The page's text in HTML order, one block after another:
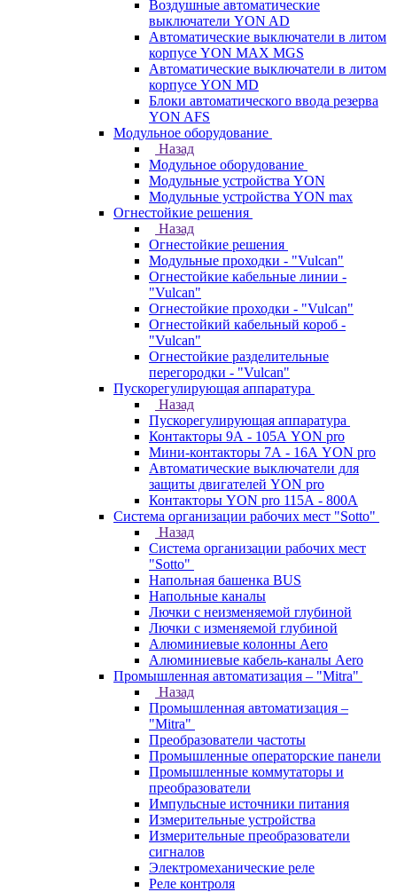
Воздушные автоматические
выключатели YON AD
Автоматические выключатели в литом
корпусе YON MAX MGS
Автоматические выключатели в литом
корпусе YON MD
Блоки автоматического ввода резерва
YON AFS
Модульное оборудование
Назад
Модульное оборудование
Модульные устройства YON
Модульные устройства YON max
Огнестойкие решения
Назад
Огнестойкие решения
Модульные проходки - "Vulcan"
Огнестойкие кабельные линии -
"Vulcan"
Огнестойкие проходки - "Vulcan"
Огнестойкий кабельный короб -
"Vulcan"
Огнестойкие разделительные
перегородки - "Vulcan"
Пускорегулирующая аппаратура
Назад
Пускорегулирующая аппаратура
Контакторы 9А - 105А YON pro
Мини-контакторы 7А - 16А YON pro
Автоматические выключатели для
защиты двигателей YON pro
Контакторы YON pro 115А - 800А
Система организации рабочих мест "Sotto"
Назад
Система организации рабочих мест
"Sotto"
Напольная башенка BUS
Напольные каналы
Лючки с неизменяемой глубиной
Лючки с изменяемой глубиной
Алюминиевые колонны Aero
Алюминиевые кабель-каналы Aero
Промышленная автоматизация – "Mitra"
Назад
Промышленная автоматизация –
"Mitra"
Преобразователи частоты
Промышленные операторские панели
Промышленные коммутаторы и
преобразователи
Импульсные источники питания
Измерительные устройства
Измерительные преобразователи
сигналов
Электромеханические реле
Реле контроля